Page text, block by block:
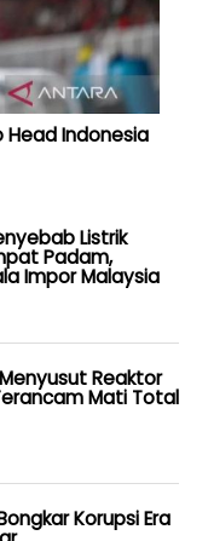
Indonesia
Listrik
Padam,
Impor Malaysia
Reaktor
Mati Total
Korupsi Era